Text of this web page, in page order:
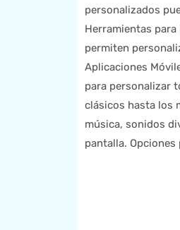
personalizados
Herramientas
permiten
Aplicaciones
para personalizar
clásicos hasta los
música, sonidos
pantalla.